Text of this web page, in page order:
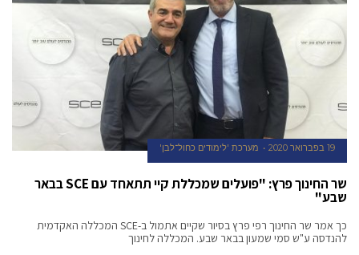
19 בפברואר 2020 מערכת 'לימודים כחול־לבן'
שר החינוך פרץ: "פועלים שמכללת קיי תתאחד עם SCE בבאר
שבע"
כך אמר שר החינוך רפי פרץ בסיור שקיים אתמול ב-SCE המכללה האקדמית
להנדסה ע"ש סמי שמעון בבאר שבע. המכללה לחינוך